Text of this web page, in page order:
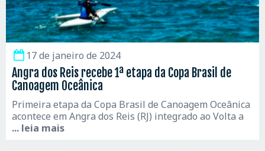
17 de janeiro de 2024
Angra dos Reis recebe 1ª etapa da Copa Brasil de
Canoagem Oceânica
Primeira etapa da Copa Brasil de Canoagem Oceânica
acontece em Angra dos Reis (RJ) integrado ao Volta a
... leia mais